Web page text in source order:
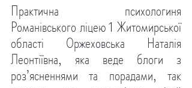
Практична психологиня
Романівського ліцею 1 Житомирської
області Оржеховська Наталія
Леонтіївна, яка веде блоги з
роз’ясненнями та порадами, так